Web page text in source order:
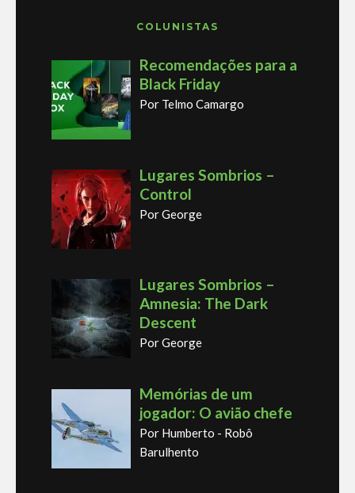
COLUNISTAS
Recomendações para a
Black Friday
Por Telmo Camargo
Lugares Sombrios –
Control
Por George
Lugares Sombrios –
Amnesia: The Dark
Descent
Por George
Memórias de um
jogador: O avião chefe
Por Humberto - Robô
Barulhento